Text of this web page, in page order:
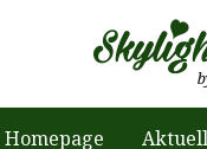
Homepage